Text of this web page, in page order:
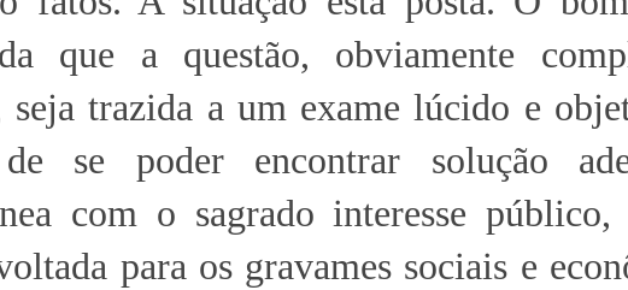
que a questão, obviamente
seja trazida a um exame lúcido e
se poder encontrar solução
com o sagrado interesse
para os gravames sociais e